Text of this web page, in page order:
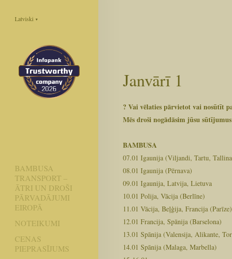
Latviski ▼
BAMBUSA
TRANSPORT –
ĀTRI UN DROŠI
PĀRVADĀJUMI
EIROPĀ
NOTEIKUMI
CENAS
PIEPRASĪJUMS
Janvārī 1
? Vai vēlaties pārvietot vai nosūtīt
Mēs droši nogādāsim jūsu
BAMBUSA
07.01 Igaunija (Viljandi, Tartu,
08.01 Igaunija (Pērnava)
09.01 Igaunija, Latvija, Lietuva
10.01 Polija, Vācija (Berlīne)
11.01 Vācija, Beļģija, Francija (Parīze)
12.01 Francija, Spānija (Barselona)
13.01 Spānija (Valensija, Alikante,
14.01 Spānija (Malaga, Marbella)